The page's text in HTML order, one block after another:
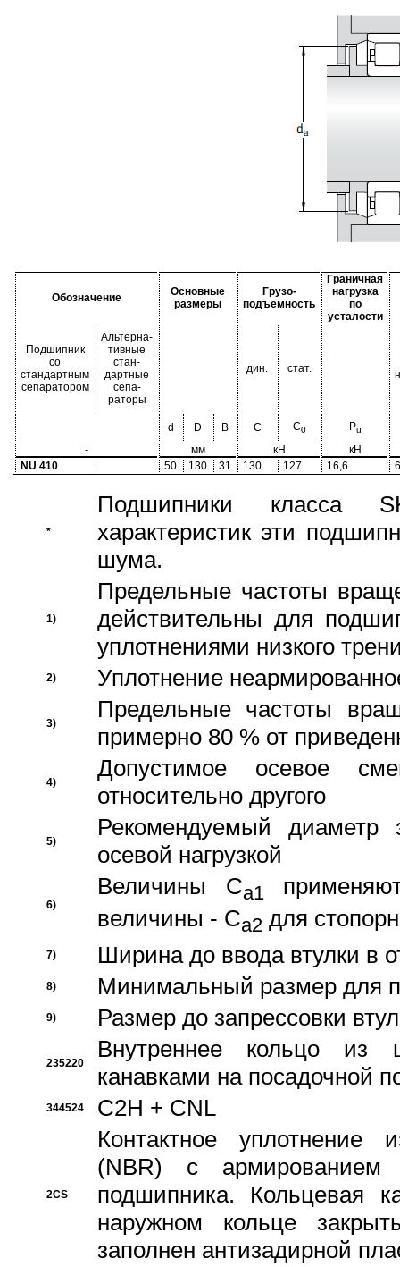
Обозначение
Основные
размеры
Грузо-
подъемность
Граничная
нагрузка
по
усталости
Подшипник
со
стандартным
сепаратором
Альтерна-
тивные
стан-
дартные
сепа-
раторы
дин. стат.
d D B C C0 Pu
- мм кН
кН
NU 410
50 130 31 130 127 16,6
*
Подшипники класса
характеристик эти
шума.
1)
Предельные частоты
действительны для
уплотнениями низкого
2) Уплотнение
3)
Предельные частоты
примерно 80 % от
4)
Допустимое осевое
относительно другого
5)
Рекомендуемый диаметр
осевой нагрузкой
6)
Величины Ca1
величины - Ca2 для
7) Ширина до ввода втулки в
8) Минимальный размер для
9) Размер до запрессовки
235220
Внутреннее кольцо из
канавками на посадочной
344524 C2H + CNL
2CS
Контактное уплотнение
(NBR) с
подшипника. Кольцевая
наружном кольце
заполнен антизадирной